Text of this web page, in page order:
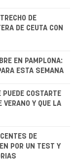
DE
DE CEUTA CON
EN PAMPLONA:
ESTA SEMANA
PUEDE COSTARTE
Y QUE LA
DE
POR UN TEST Y